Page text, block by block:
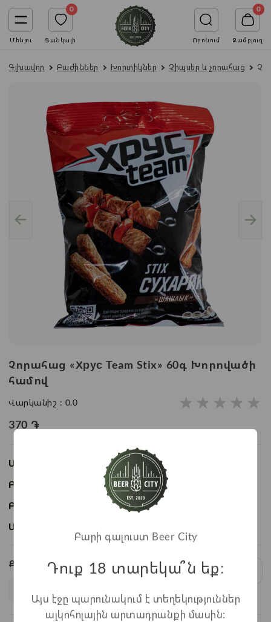
Մենյու
0
Ցանկալի Որոնում
0
Զամբյուղ
Գլխավոր Բաժիններ Խորտիկներ Չիպսեր և չորահաց
Չորահաց «Хрус Team Stix» 60գ Խորովածի
համով
Վարկանիշ : 0.0 ★
★
★
★
★
370 ֏
Առկայություն:
Առկա է
Բաժնի անվանում: Չիպսեր և չորահաց
Բրենդ:
Ապրանքի ID:
Քանակ:
1 x370=
Բարի գալուստ Beer City
Դուք 18 տարեկա՞ն եք։
Այս էջը պարունակում է տեղեկություններ
ալկոհոլային արտադրանքի մասին: